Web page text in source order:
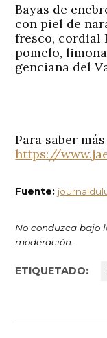
Bayas de
con piel de
fresco, cordial
pomelo,
genciana del
Para saber
https://
Fuente:
No conduzca bajo
moderación.
ETIQUETADO: